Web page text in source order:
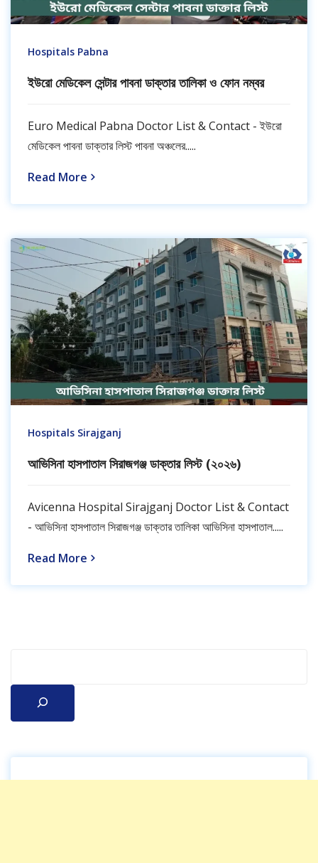
Hospitals Pabna
ইউরো মেডিকেল সেন্টার পাবনা ডাক্তার তালিকা ও ফোন নম্বর
Euro Medical Pabna Doctor List & Contact - ইউরো
মেডিকেল পাবনা ডাক্তার লিস্ট পাবনা অঞ্চলের.....
Read More
Hospitals Sirajganj
আভিসিনা হাসপাতাল সিরাজগঞ্জ ডাক্তার লিস্ট (২০২৬)
Avicenna Hospital Sirajganj Doctor List & Contact
- আভিসিনা হাসপাতাল সিরাজগঞ্জ ডাক্তার তালিকা আভিসিনা হাসপাতাল.....
Read More